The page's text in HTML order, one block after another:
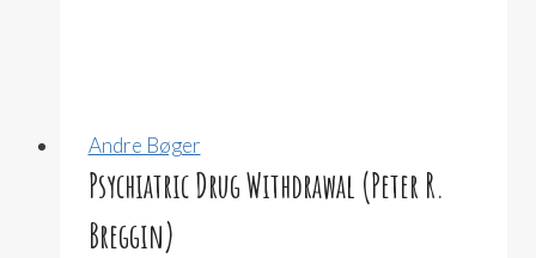
Andre Bøger
Psychiatric Drug Withdrawal (Peter R.
Breggin)